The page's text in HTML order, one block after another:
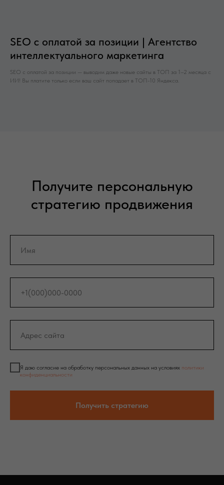
SEO с оплатой за позиции | Агентство
интеллектуального маркетинга
SEO с оплатой за позиции — выводим даже новые сайты в ТОП за 1–2 месяца с
ИИ! Вы платите только если ваш сайт попадает в ТОП-10 Яндекса.
Получите персональную
стратегию продвижения
Я даю согласие на обработку персональных данных на условиях политики
конфиденциальности
Получить стратегию